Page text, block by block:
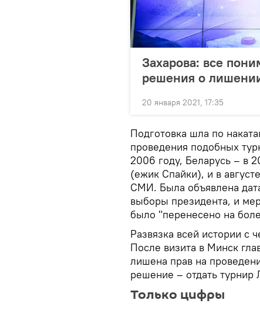
Захарова: все
решения о
20 января 2021, 17:35
Подготовка шла по
проведения подобных
2006 году, Беларусь – в
(ежик Спайки), и в
СМИ. Была объявлена
выборы президента, и
было "перенесено на
Развязка всей истории с
После визита в Минск
лишена прав на
решение – отдать турнир
Только цифры